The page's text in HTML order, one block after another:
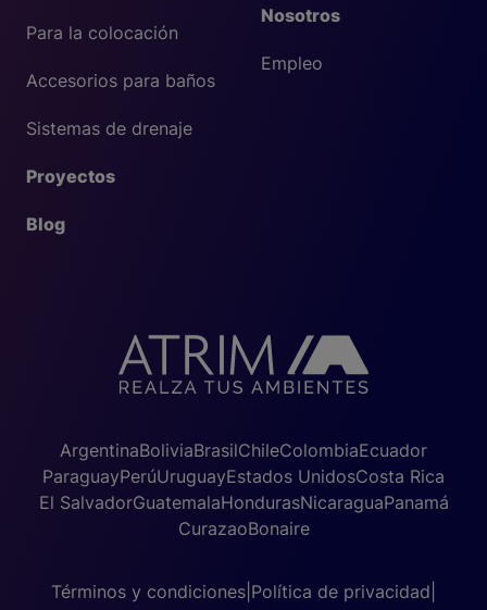
Nosotros
Empleo
Para la colocación
Accesorios para baños
Sistemas de drenaje
Proyectos
Blog
ArgentinaBoliviaBrasilChileColombiaEcuador
ParaguayPerúUruguayEstados UnidosCosta Rica
El SalvadorGuatemalaHondurasNicaraguaPanamá
CurazaoBonaire
Términos y condiciones Política de privacidad